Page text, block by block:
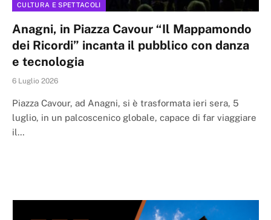
CULTURA E SPETTACOLI
Anagni, in Piazza Cavour “Il Mappamondo
dei Ricordi” incanta il pubblico con danza
e tecnologia
6 Luglio 2026
Piazza Cavour, ad Anagni, si è trasformata ieri sera, 5
luglio, in un palcoscenico globale, capace di far viaggiare
il…